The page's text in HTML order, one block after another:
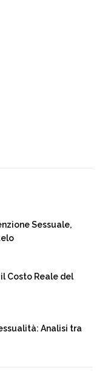
Sessuale,
Costo Reale del
Analisi tra